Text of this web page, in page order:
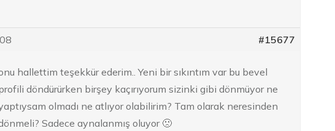
#15677
hallettim teşekkür ederim.. Yeni bir sıkıntım var bu bevel
döndürürken birşey kaçırıyorum sizinki gibi dönmüyor ne
olmadı ne atlıyor olabilirim? Tam olarak neresinden
Sadece aynalanmış oluyor 🙁